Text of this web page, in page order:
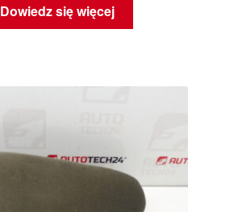
Dowiedz się więcej